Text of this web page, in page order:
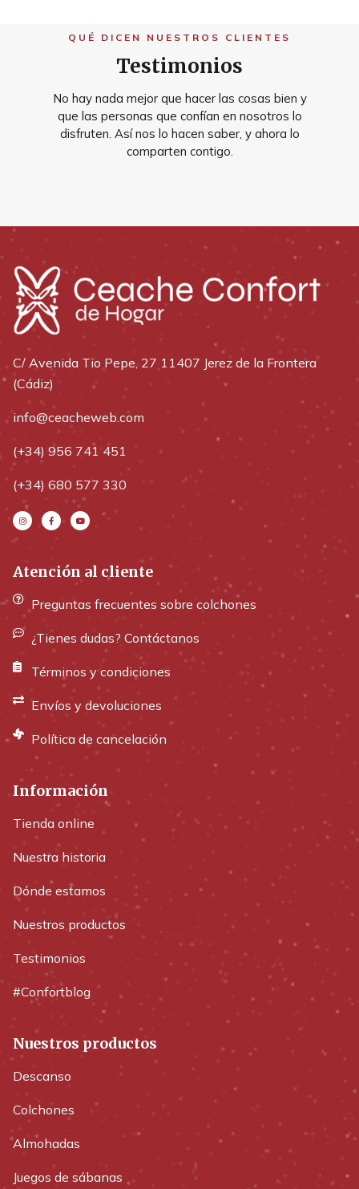
QUÉ DICEN NUESTROS CLIENTES
Testimonios
No hay nada mejor que hacer las cosas bien y
que las personas que confían en nosotros lo
disfruten. Así nos lo hacen saber, y ahora lo
comparten contigo.
C/ Avenida Tio Pepe, 27 11407 Jerez de la Frontera
(Cádiz)
info@ceacheweb.com
(+34) 956 741 451
(+34) 680 577 330
Atención al cliente
Preguntas frecuentes sobre colchones
¿Tienes dudas? Contáctanos
Términos y condiciones
Envíos y devoluciones
Política de cancelación
Información
Tienda online
Nuestra historia
Dónde estamos
Nuestros productos
Testimonios
#Confortblog
Nuestros productos
Descanso
Colchones
Almohadas
Juegos de sábanas